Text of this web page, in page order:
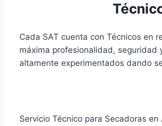
Cada SAT cuenta con Técnicos en
máxima profesionalidad, seguridad
altamente experimentados dando
Servicio Técnico para Secadoras